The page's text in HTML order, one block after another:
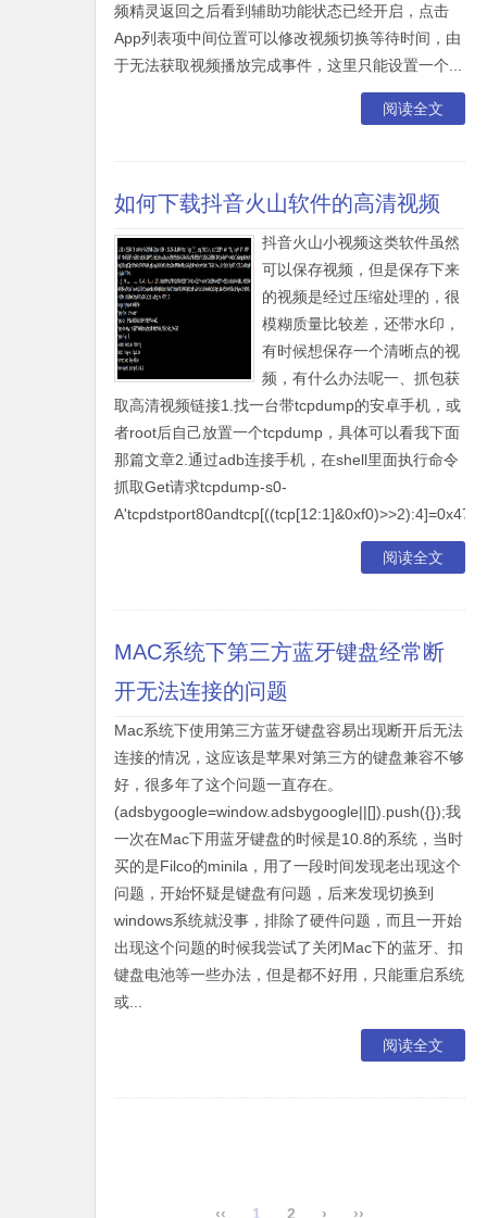
频精灵返回之后看到辅助功能状态已经开启，点击
App列表项中间位置可以修改视频切换等待时间，由
于无法获取视频播放完成事件，这里只能设置一个...
阅读全文
如何下载抖音火山软件的高清视频
抖音火山小视频这类软件虽然
可以保存视频，但是保存下来
的视频是经过压缩处理的，很
模糊质量比较差，还带水印，
有时候想保存一个清晰点的视
频，有什么办法呢一、抓包获
取高清视频链接1.找一台带tcpdump的安卓手机，或
者root后自己放置一个tcpdump，具体可以看我下面
那篇文章2.通过adb连接手机，在shell里面执行命令
抓取Get请求tcpdump-s0-
阅读全文
MAC系统下第三方蓝牙键盘经常断
开无法连接的问题
Mac系统下使用第三方蓝牙键盘容易出现断开后无法
连接的情况，这应该是苹果对第三方的键盘兼容不够
好，很多年了这个问题一直存在。
(adsbygoogle=window.adsbygoogle||[]).push({});我
一次在Mac下用蓝牙键盘的时候是10.8的系统，当时
买的是Filco的minila，用了一段时间发现老出现这个
问题，开始怀疑是键盘有问题，后来发现切换到
windows系统就没事，排除了硬件问题，而且一开始
出现这个问题的时候我尝试了关闭Mac下的蓝牙、扣
键盘电池等一些办法，但是都不好用，只能重启系统
或...
阅读全文
‹‹ 1 2 › ››